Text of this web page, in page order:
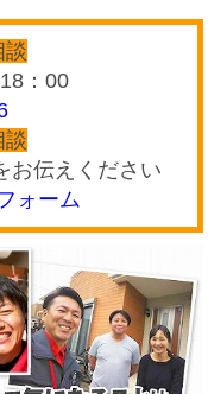
談
：00
談
お伝えください
ォーム